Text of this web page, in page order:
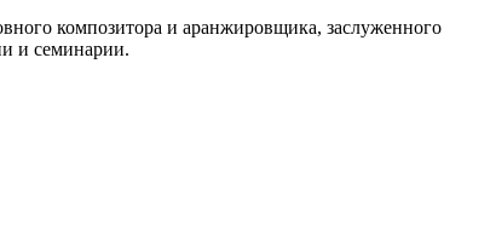
композитора и аранжировщика, заслуженного
и семинарии.